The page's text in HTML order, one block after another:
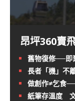
昂坪360賣
舊物復修──即
長者「機」不
做創作≠乞食
紙筆存溫度